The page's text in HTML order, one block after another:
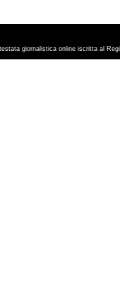
giornalistica online iscritta al